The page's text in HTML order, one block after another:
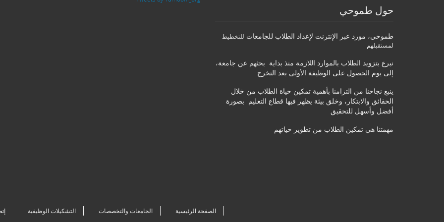
حول طموحي
طموحي، مورد عبر الإنترنت لإعداد الطلاب للجامعات للتخطيط
لمستقبلهم
نبرع بتزويد الطلاب بالموارد اللازمة منذ بداية بحثهم عن جامعة،
إلى يوم الحصول على الوظيفة الأولى بعد التخرج
ينبع نجاحنا من التزامنا بأهمية تمكين حياة الطلاب من خلال
الحقائق والابتكار، وخلق بيئة يظهر فيها قطاع التعليم بصورة
أفضل وأسهل للتحقيق
مهمتنا هي تمكين الطلاب من تطوير حياتهم
الصفحة الرئيسية الجامعات والتخصصات التشكيلات الوظيفية